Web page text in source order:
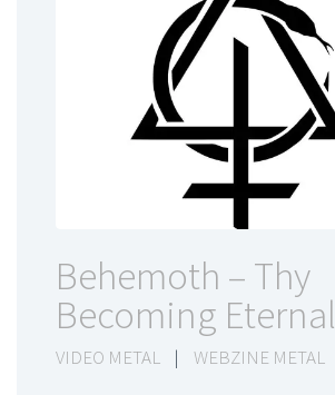
Behemoth – Thy
Becoming Eternal
VIDEO METAL | WEBZINE METAL